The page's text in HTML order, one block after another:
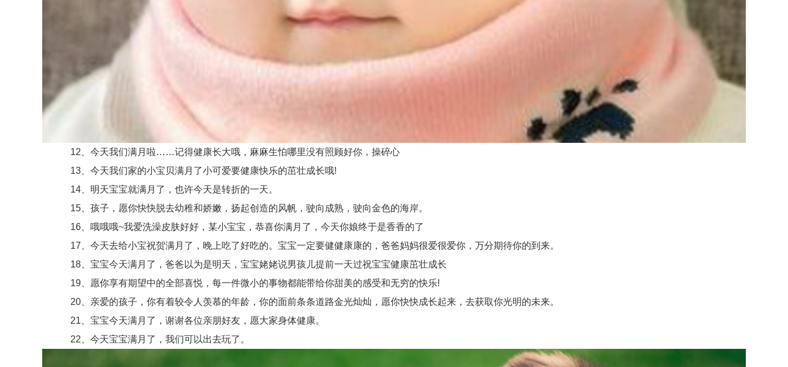
12、今天我们满月啦……记得健康长大哦，麻麻生怕哪里没有照顾好你，操碎心
13、今天我们家的小宝贝满月了小可爱要健康快乐的茁壮成长哦!
14、明天宝宝就满月了，也许今天是转折的一天。
15、孩子，愿你快快脱去幼稚和娇嫩，扬起创造的风帆，驶向成熟，驶向金色的海岸。
16、哦哦哦~我爱洗澡皮肤好好，某小宝宝，恭喜你满月了，今天你娘终于是香香的了
17、今天去给小宝祝贺满月了，晚上吃了好吃的。宝宝一定要健健康康的，爸爸妈妈很爱很爱你，万分期待你的到来。
18、宝宝今天满月了，爸爸以为是明天，宝宝姥姥说男孩儿提前一天过祝宝宝健康茁壮成长
19、愿你享有期望中的全部喜悦，每一件微小的事物都能带给你甜美的感受和无穷的快乐!
20、亲爱的孩子，你有着较令人羡慕的年龄，你的面前条条道路金光灿灿，愿你快快成长起来，去获取你光明的未来。
21、宝宝今天满月了，谢谢各位亲朋好友，愿大家身体健康。
22、今天宝宝满月了，我们可以出去玩了。